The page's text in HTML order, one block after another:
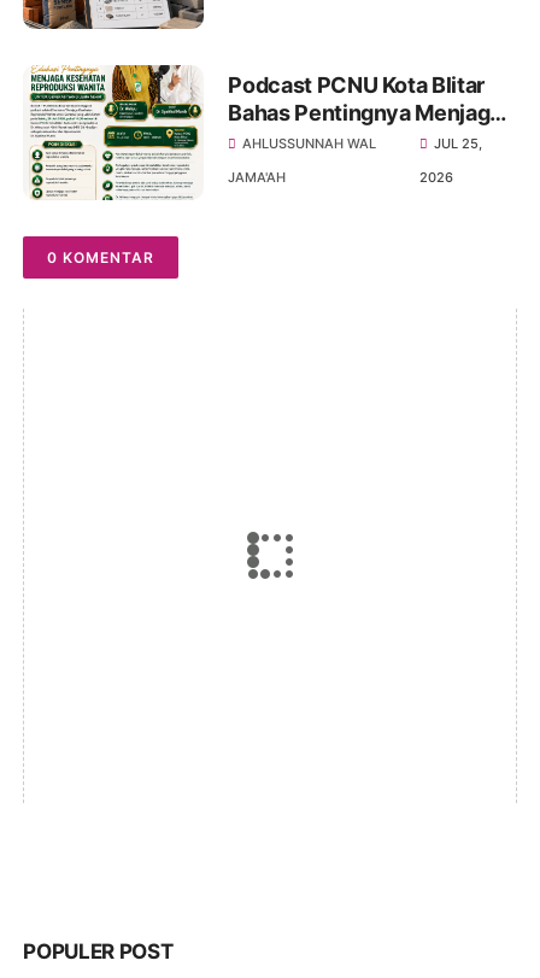
Podcast PCNU Kota Blitar
Bahas Pentingnya Menjaga
Kesehatan Reproduksi
Wanita untuk Generasi yang
AHLUSSUNNAH WAL
JAMA'AH
JUL 25,
2026
0 KOMENTAR
POPULER POST